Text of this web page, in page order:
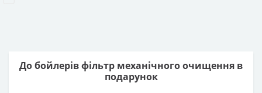
До бойлерів фільтр механічного очищення в
подарунок